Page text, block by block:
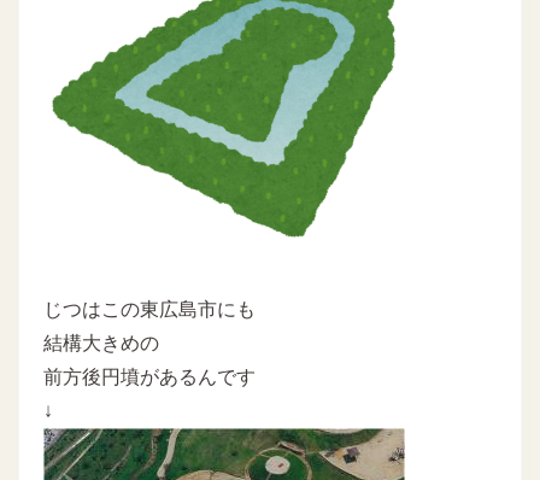
じつはこの東広島市にも
結構大きめの
前方後円墳があるんです
↓